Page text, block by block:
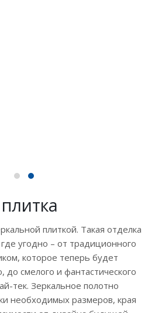
плиткой. Такая отделка
угодно – от традиционного
которое теперь будет